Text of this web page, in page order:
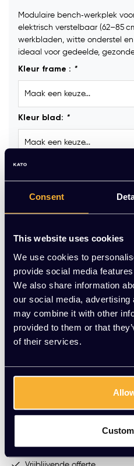
Consent
This website uses cookies
We use cookies to
provide social media
We also share information
our social media,
may combine it with other
provided to them or that
of their services.
Modulaire bench‑werkplek
elektrisch verstelbaar (62–85
werkbladen, witte onderstel
ideaal voor gedeelde,
Kleur frame : *
Kleur blad: *
Kabelgoot :
Kabeldoorvoerdop:
Stekkerblok GST18 (incl.
Op voorraad
Aantal -
Vraag jouw
Gratis montage